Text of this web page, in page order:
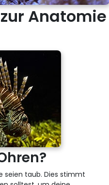
Anatomie
seien taub. Dies stimmt